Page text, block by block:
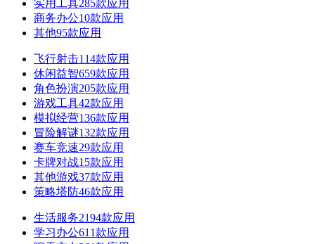
实用工具285款应用
商务办公10款应用
其他95款应用
飞行射击114款应用
休闲益智659款应用
角色扮演205款应用
游戏工具42款应用
模拟经营136款应用
冒险解谜132款应用
赛车竞速29款应用
卡牌对战15款应用
其他游戏37款应用
策略塔防46款应用
生活服务2194款应用
学习办公611款应用